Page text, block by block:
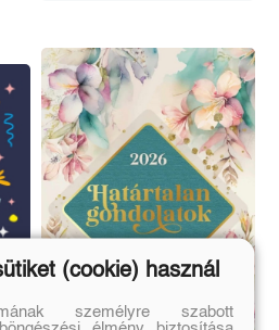
(cookie) használ
személyre szabott